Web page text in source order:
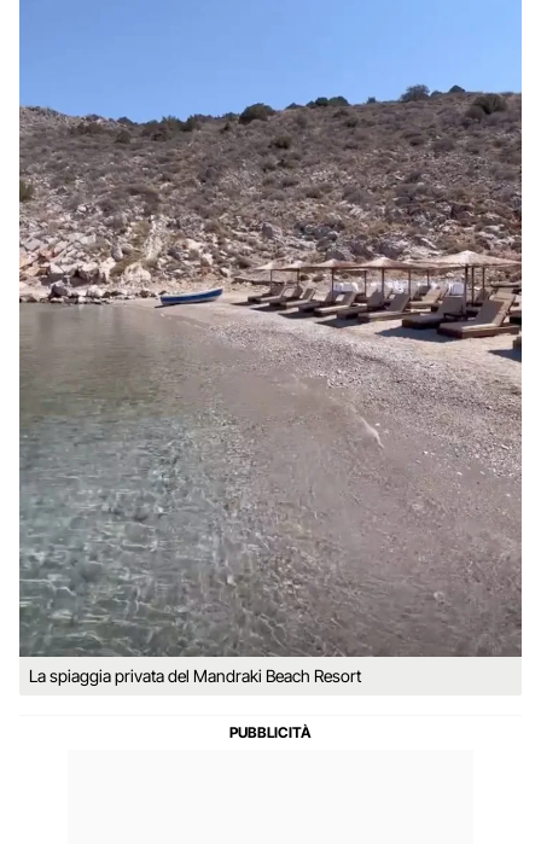
La spiaggia privata del Mandraki Beach Resort